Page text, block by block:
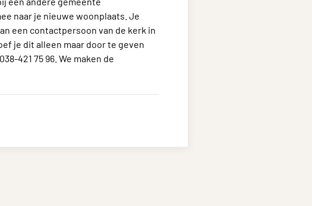
naar je nieuwe woonplaats. Je
een contactpersoon van de kerk in
je dit alleen maar door te geven
421 75 96. We maken de